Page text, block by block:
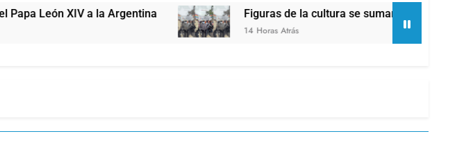
XIV a la Argentina Figuras de la cultura se sumaron a la marcha frente
14 Horas Atrás